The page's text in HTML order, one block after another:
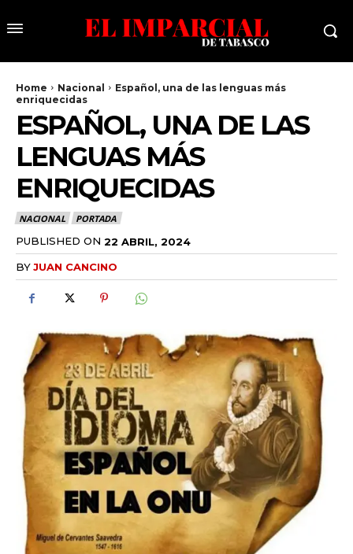
Home Nacional
Español, una de las lenguas más
enriquecidas
ESPAÑOL, UNA DE LAS
LENGUAS MÁS
ENRIQUECIDAS
NACIONAL PORTADA
PUBLISHED ON 22 ABRIL, 2024
BYJUAN CANCINO